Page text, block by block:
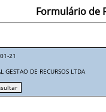
Formulário de
21
GESTAO DE RECURSOS LTDA